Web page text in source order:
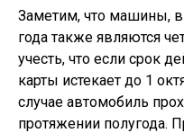
Заметим, что машины,
года также являются
учесть, что если срок
карты истекает до 1
случае автомобиль
протяжении полугода.